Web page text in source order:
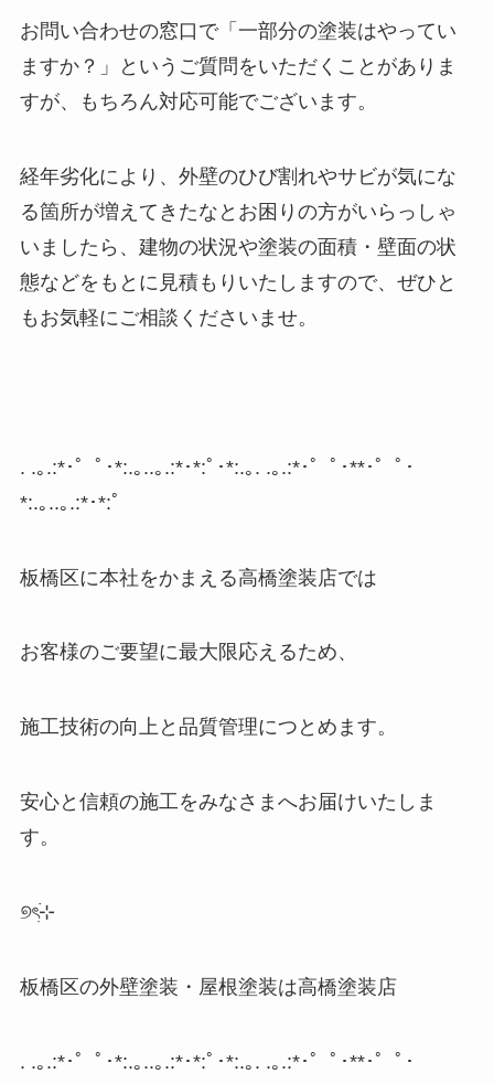
お問い合わせの窓口で「一部分の塗装はやってい
ますか？」というご質問をいただくことがありま
すが、もちろん対応可能でございます。
経年劣化により、外壁のひび割れやサビが気にな
る箇所が増えてきたなとお困りの方がいらっしゃ
いましたら、建物の状況や塗装の面積・壁面の状
態などをもとに見積もりいたしますので、ぜひと
もお気軽にご相談くださいませ。
. .｡ .:*･゜ﾟ･*:.｡ ..｡ .:*･*:ﾟ･*:.｡ . .｡ .:*･゜ﾟ･**･゜ﾟ･
*:.｡ ..｡ .:*･*:ﾟ
板橋区に本社をかまえる高橋塗装店では
お客様のご要望に最大限応えるため、
施工技術の向上と品質管理につとめます。
安心と信頼の施工をみなさまへお届けいたしま
す。
୭ৎ⊹
板橋区の外壁塗装・屋根塗装は高橋塗装店
. .｡ .:*･゜ﾟ･*:.｡ ..｡ .:*･*:ﾟ･*:.｡ . .｡ .:*･゜ﾟ･**･゜ﾟ･